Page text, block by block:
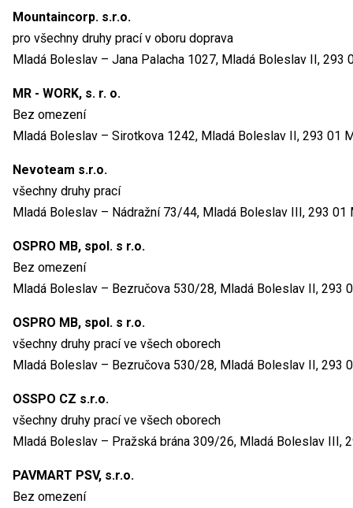
Mountaincorp. s.r.o.
pro všechny druhy prací v oboru doprava
Mladá Boleslav – Jana Palacha 1027, Mladá Boleslav II, 293
MR - WORK, s. r. o.
Bez omezení
Mladá Boleslav – Sirotkova 1242, Mladá Boleslav II, 293 01
Nevoteam s.r.o.
všechny druhy prací
Mladá Boleslav – Nádražní 73/44, Mladá Boleslav III, 293 01
OSPRO MB, spol. s r.o.
Bez omezení
Mladá Boleslav – Bezručova 530/28, Mladá Boleslav II, 293
OSPRO MB, spol. s r.o.
všechny druhy prací ve všech oborech
Mladá Boleslav – Bezručova 530/28, Mladá Boleslav II, 293
OSSPO CZ s.r.o.
všechny druhy prací ve všech oborech
Mladá Boleslav – Pražská brána 309/26, Mladá Boleslav III,
PAVMART PSV, s.r.o.
Bez omezení